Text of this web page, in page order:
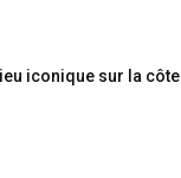
iconique sur la côte